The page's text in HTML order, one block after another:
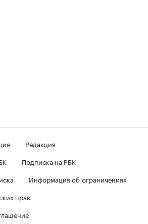
Редакция
Подписка на РБК
Информация об ограничениях
прав